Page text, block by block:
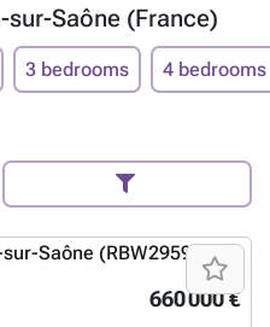
Saône (France)
3 bedrooms 4 bedrooms
660 000 €